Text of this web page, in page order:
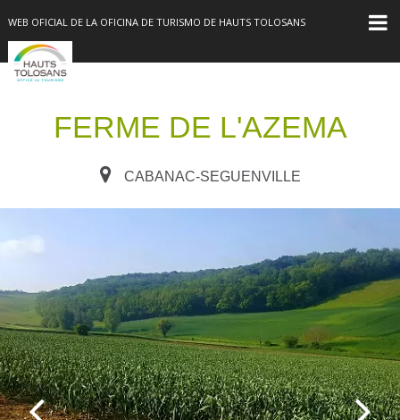
WEB OFICIAL DE LA OFICINA DE TURISMO DE HAUTS TOLOSANS
FERME DE L'AZEMA
CABANAC-SEGUENVILLE